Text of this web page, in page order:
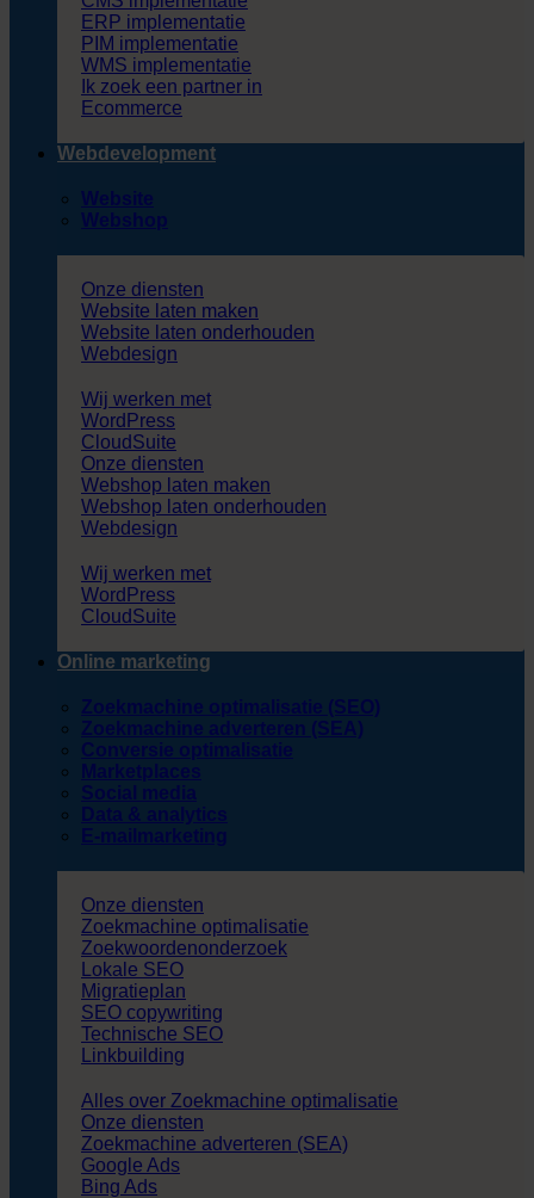
ERP implementatie
PIM implementatie
WMS implementatie
Ik zoek een partner in
Ecommerce
Webdevelopment
Website
Webshop
Onze diensten
Website laten maken
Website laten onderhouden
Webdesign
Wij werken met
WordPress
CloudSuite
Onze diensten
Webshop laten maken
Webshop laten onderhouden
Webdesign
Wij werken met
WordPress
CloudSuite
Online marketing
Zoekmachine optimalisatie (SEO)
Zoekmachine adverteren (SEA)
Conversie optimalisatie
Marketplaces
Social media
Data & analytics
E-mailmarketing
Onze diensten
Zoekmachine optimalisatie
Zoekwoordenonderzoek
Lokale SEO
Migratieplan
SEO copywriting
Technische SEO
Linkbuilding
Alles over Zoekmachine optimalisatie
Onze diensten
Zoekmachine adverteren (SEA)
Google Ads
Bing Ads